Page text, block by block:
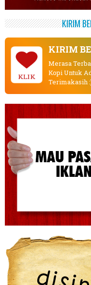
KIRIM
KLIK
KIRIM
Merasa
Kopi Untuk
Terimakasih